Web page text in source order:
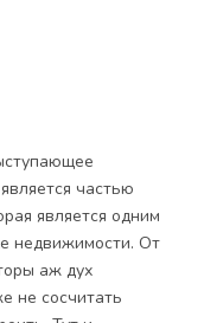
частью
является одним
недвижимости. От
аж дух
не сосчитать